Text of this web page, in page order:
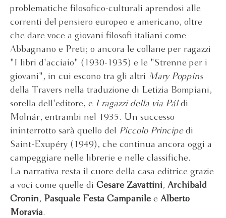
problematiche filosofico-culturali aprendosi alle
correnti del pensiero europeo e americano, oltre
che dare voce a giovani filosofi italiani come
Abbagnano e Preti; o ancora le collane per ragazzi
"I libri d'acciaio" (1930-1935) e le "Strenne per i
giovani", in cui escono tra gli altri Mary Poppins
della Travers nella traduzione di Letizia Bompiani,
sorella dell'editore, e I ragazzi della via Pál di
Molnár, entrambi nel 1935. Un successo
ininterrotto sarà quello del
Piccolo Principedi
Saint-Exupéry (1949), che continua ancora oggi a
campeggiare nelle librerie e nelle classifiche.
La narrativa resta il cuore della casa editrice grazie
a voci come quelle di Cesare Zavattini, Archibald
Cronin, Pasquale Festa Campanile e Alberto
Moravia.